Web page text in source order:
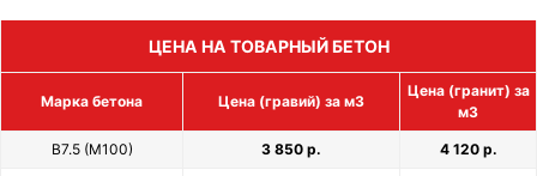
ЦЕНА НА ТОВАРНЫЙ БЕТОН
Марка бетона Цена (гравий) за м3
Цена (гранит) за
м3
В7.5 (М100) 3 850 р. 4 120 р.